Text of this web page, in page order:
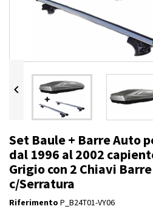

Set Baule + Barre Auto
dal 1996 al 2002
Grigio con 2 Chiavi Barre
c/Serratura
Riferimento P_B24T01-VY06